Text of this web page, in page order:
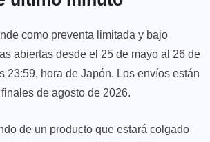
como preventa limitada y bajo
abiertas desde el 25 de mayo al 26 de
23:59, hora de Japón. Los envíos están
de agosto de 2026.
de un producto que estará colgado